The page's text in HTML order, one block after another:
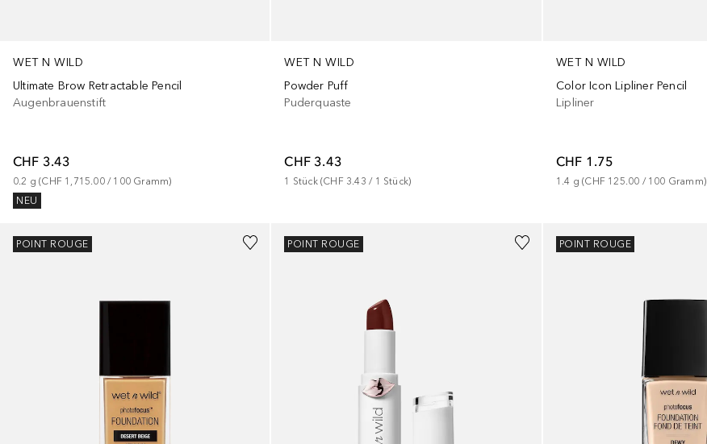
WET N WILD
Ultimate Brow Retractable Pencil
Augenbrauenstift
CHF 3.43
0.2 g (CHF 1,715.00 / 100 Gramm)
NEU
WET N WILD
Powder Puff
Puderquaste
CHF 3.43
1 Stück (CHF 3.43 / 1 Stück)
WET N WILD
Color Icon Lipliner Pencil
Lipliner
CHF 1.75
1.4 g (CHF 125.00 / 100 Gramm)
POINT ROUGE POINT ROUGE POINT ROUGE